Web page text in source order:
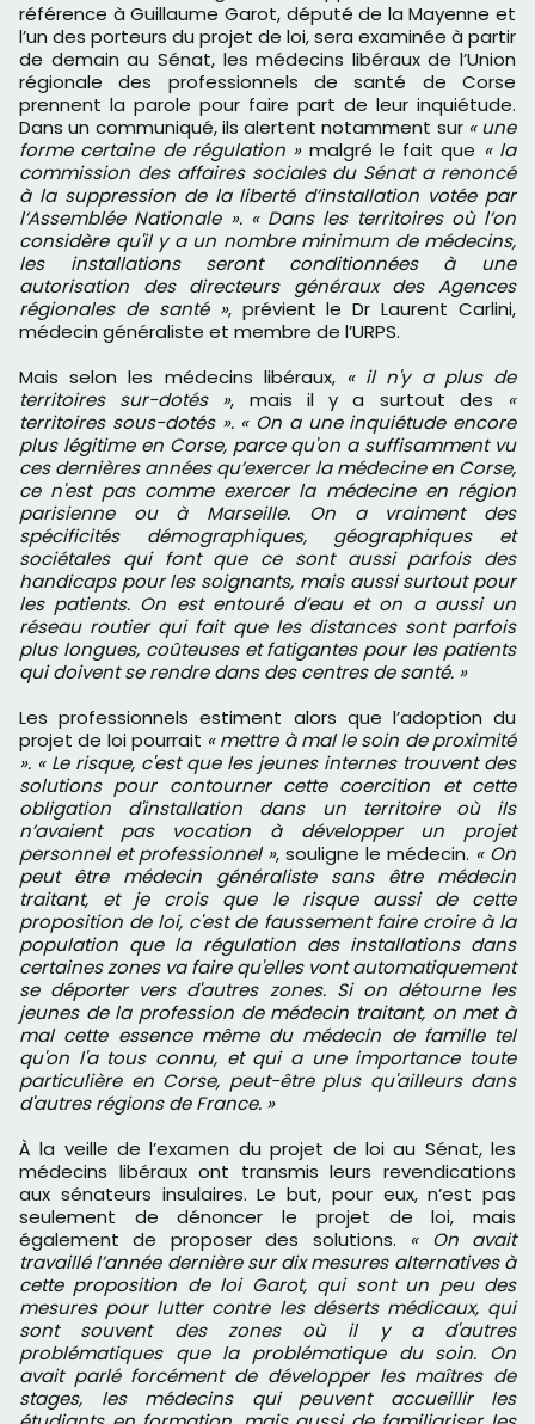
référence à Guillaume Garot, député de la Mayenne et
l’un des porteurs du projet de loi, sera examinée à partir
de demain au Sénat, les médecins libéraux de l’Union
régionale des professionnels de santé de Corse
prennent la parole pour faire part de leur inquiétude.
Dans un communiqué, ils alertent notamment sur « une
forme certaine de régulation »malgré le fait que « la
commission des affaires sociales du Sénat a renoncé
à la suppression de la liberté d’installation votée par
l’Assemblée Nationale ». « Dans les territoires où l’on
considère qu'il y a un nombre minimum de médecins,
les installations seront conditionnées à une
autorisation des directeurs généraux des Agences
régionales de santé », prévient le Dr Laurent Carlini,
médecin généraliste et membre de l’URPS.
Mais selon les médecins libéraux, « il n'y a plus de
territoires sur-dotés », mais il y a surtout des «
territoires sous-dotés ». « On a une inquiétude encore
plus légitime en Corse, parce qu'on a suffisamment vu
ces dernières années qu’exercer la médecine en Corse,
ce n'est pas comme exercer la médecine en région
parisienne ou à Marseille. On a vraiment des
spécificités démographiques, géographiques et
sociétales qui font que ce sont aussi parfois des
handicaps pour les soignants, mais aussi surtout pour
les patients. On est entouré d’eau et on a aussi un
réseau routier qui fait que les distances sont parfois
plus longues, coûteuses et fatigantes pour les patients
qui doivent se rendre dans des centres de santé. »
Les professionnels estiment alors que l’adoption du
projet de loi pourrait « mettre à mal le soin de proximité
». « Le risque, c'est que les jeunes internes trouvent des
solutions pour contourner cette coercition et cette
obligation d'installation dans un territoire où ils
n’avaient pas vocation à développer un projet
personnel et professionnel », souligne le médecin. « On
peut être médecin généraliste sans être médecin
traitant, et je crois que le risque aussi de cette
proposition de loi, c'est de faussement faire croire à la
population que la régulation des installations dans
certaines zones va faire qu'elles vont automatiquement
se déporter vers d'autres zones. Si on détourne les
jeunes de la profession de médecin traitant, on met à
mal cette essence même du médecin de famille tel
qu'on l'a tous connu, et qui a une importance toute
particulière en Corse, peut-être plus qu'ailleurs dans
d'autres régions de France. »
À la veille de l’examen du projet de loi au Sénat, les
médecins libéraux ont transmis leurs revendications
aux sénateurs insulaires. Le but, pour eux, n’est pas
seulement de dénoncer le projet de loi, mais
également de proposer des solutions. « On avait
travaillé l’année dernière sur dix mesures alternatives à
cette proposition de loi Garot, qui sont un peu des
mesures pour lutter contre les déserts médicaux, qui
sont souvent des zones où il y a d'autres
problématiques que la problématique du soin. On
avait parlé forcément de développer les maîtres de
stages, les médecins qui peuvent accueillir les